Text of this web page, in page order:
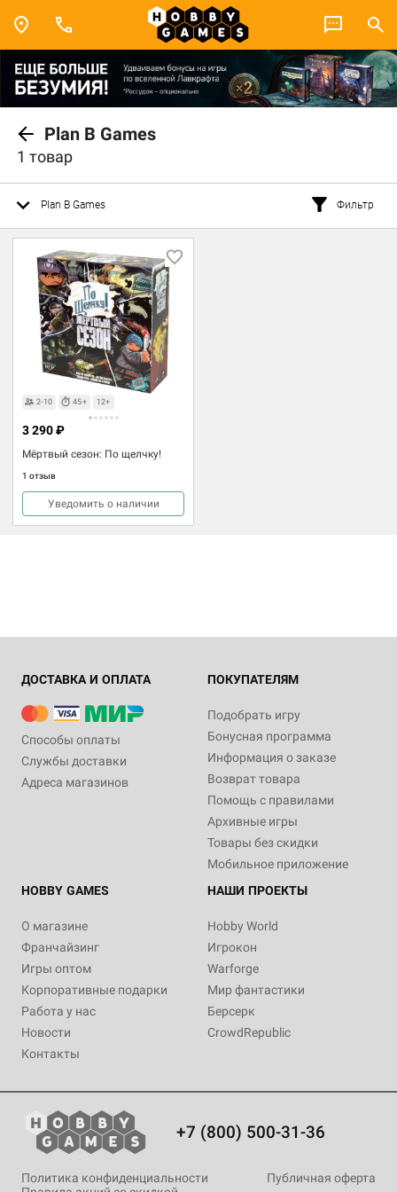
Plan B Games
1 товар
Plan B Games Фильтр
2-10 45+ 12+
Мёртвый сезон: По щелчку!
1 отзыв
3 290 ₽
Уведомить о наличии
ДОСТАВКА И ОПЛАТА
Способы оплаты
Службы доставки
Адреса магазинов
ПОКУПАТЕЛЯМ
Подобрать игру
Бонусная программа
Информация о заказе
Возврат товара
Помощь с правилами
Архивные игры
Товары без скидки
Мобильное приложение
HOBBY GAMES
О магазине
Франчайзинг
Игры оптом
Корпоративные подарки
Работа у нас
Новости
Контакты
НАШИ ПРОЕКТЫ
Hobby World
Игрокон
Warforge
Мир фантастики
Берсерк
CrowdRepublic
+7 (800) 500-31-36
Политика конфиденциальности
Публичная оферта